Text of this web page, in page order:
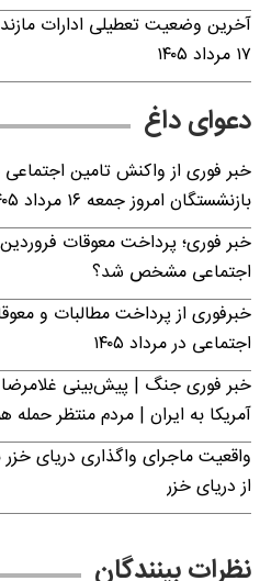
آخرین وضعیت تعطیلی ادارات
۱۷ مرداد ۱۴۰۵
دعوای داغ
خبر فوری از واکنش تامین
بازنشستگان امروز جمعه ۱۶ مرداد ۱۴۰۵
خبر فوری؛ پرداخت معوقات
اجتماعی مشخص شد؟
خبرفوری از پرداخت مطالبات و
اجتماعی در مرداد ۱۴۰۵
خبر فوری جنگ | پیش‌بینی غلامرضا
آمریکا به ایران | مردم منتظر حمله
واقعیت ماجرای واگذاری دریای
از دریای خزر
نظرات بینندگان